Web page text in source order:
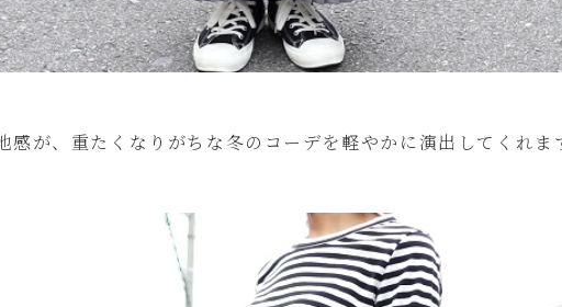
感が、重たくなりがちな冬のコーデを軽やかに演出してくれま